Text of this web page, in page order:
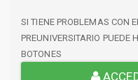
SI TIENE PROBLEMAS CON
PREUNIVERSITARIO PUEDE
BOTONES